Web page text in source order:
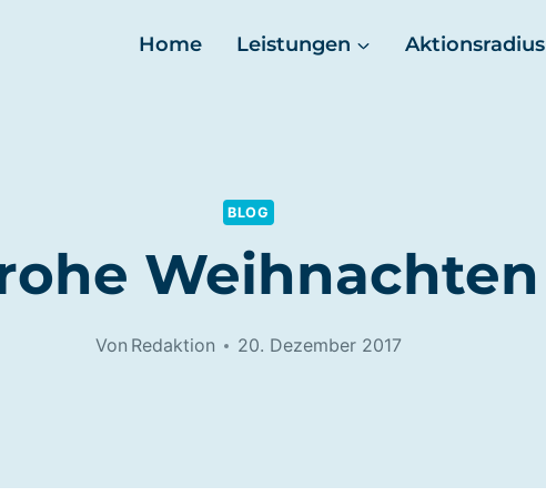
Home Leistungen Aktionsradius
BLOG
Weihnachten
Von Redaktion 20. Dezember 2017